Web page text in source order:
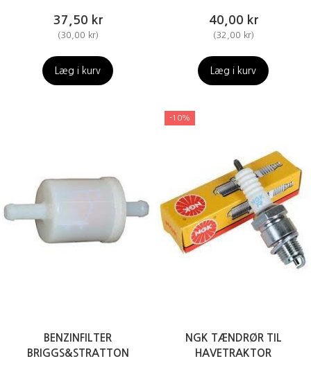
37,50 kr
(30,00 kr)
Læg i kurv
40,00 kr
(32,00 kr)
Læg i kurv
BENZINFILTER
BRIGGS&STRATTON
-10%
NGK TÆNDRØR TIL
HAVETRAKTOR